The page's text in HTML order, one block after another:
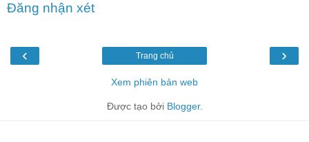
Đăng nhận xét
‹ ›
Trang chủ
Xem phiên bản web
Được tạo bởi Blogger.